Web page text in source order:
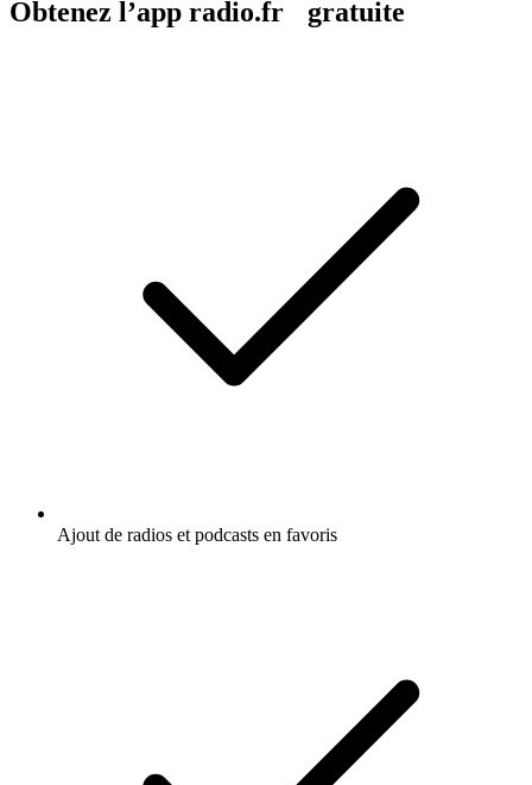
Obtenez l’app radio.fr gratuite
Ajout de radios et podcasts en favoris